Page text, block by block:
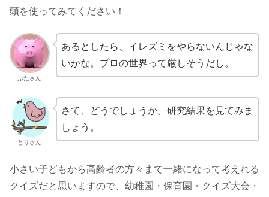
頭を使ってみてください！
ぶたさん
あるとしたら、イレズミをやらないんじゃな
いかな。プロの世界って厳しそうだし。
とりさん
さて、どうでしょうか。研究結果を見てみま
しょう。
小さい子どもから高齢者の方々まで一緒になって考えれる
クイズだと思いますので、幼稚園・保育園・クイズ大会・